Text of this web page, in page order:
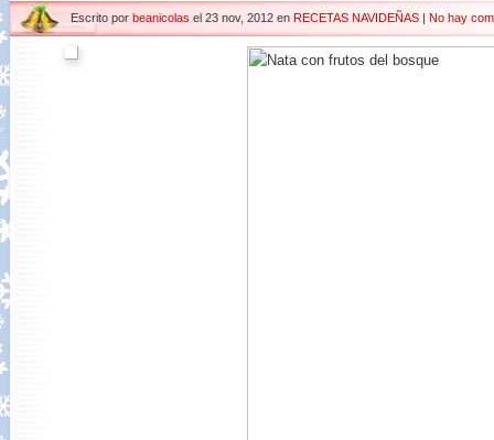
Escrito por beanicolas el 23 nov, 2012 en RECETAS NAVIDEÑAS| No hay